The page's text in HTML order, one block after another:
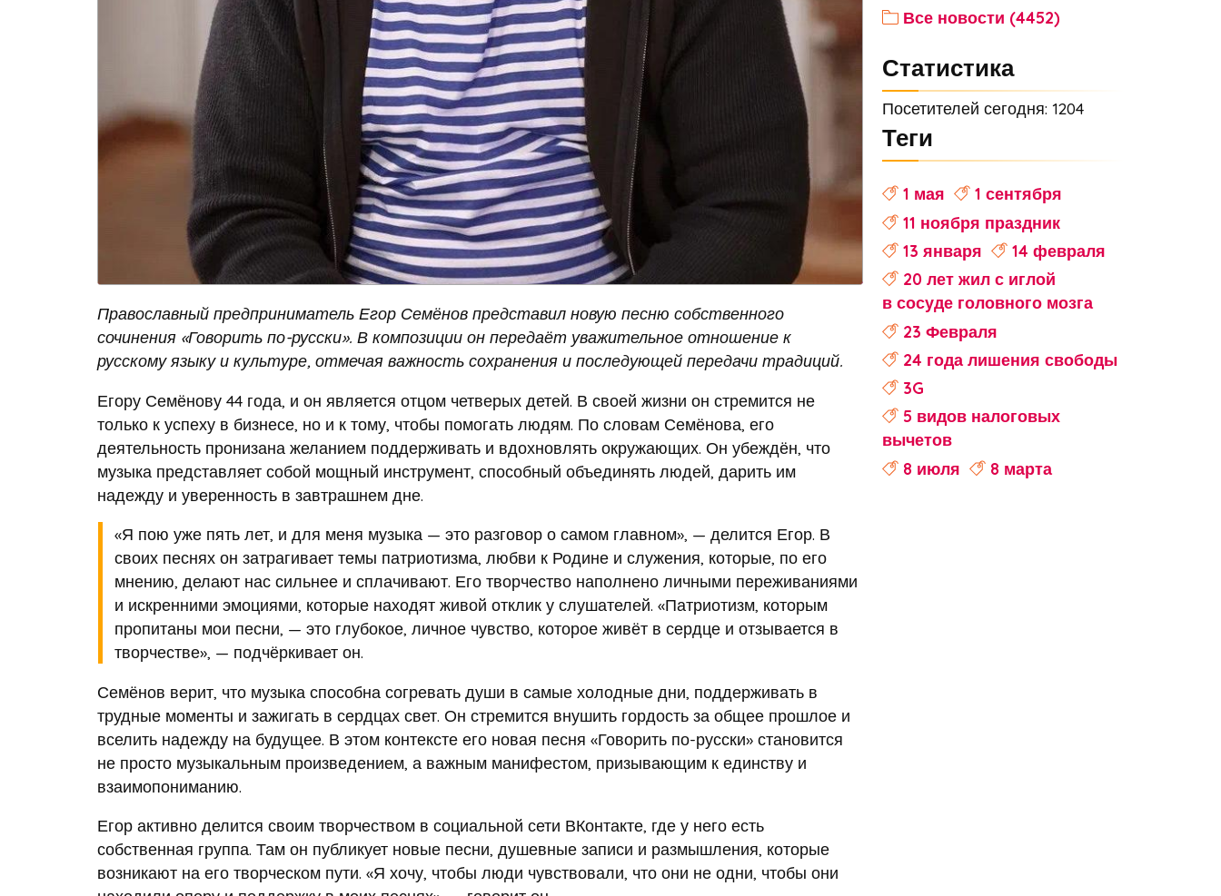
Православный предприниматель Егор Семёнов представил новую песню собственного
сочинения «Говорить по-русски». В композиции он передаёт уважительное отношение к
русскому языку и культуре, отмечая важность сохранения и последующей передачи традиций.
Егору Семёнову 44 года, и он является отцом четверых детей. В своей жизни он стремится не
только к успеху в бизнесе, но и к тому, чтобы помогать людям. По словам Семёнова, его
деятельность пронизана желанием поддерживать и вдохновлять окружающих. Он убеждён, что
музыка представляет собой мощный инструмент, способный объединять людей, дарить им
надежду и уверенность в завтрашнем дне.
«Я пою уже пять лет, и для меня музыка — это разговор о самом главном», — делится Егор. В
своих песнях он затрагивает темы патриотизма, любви к Родине и служения, которые, по его
мнению, делают нас сильнее и сплачивают. Его творчество наполнено личными переживаниями
и искренними эмоциями, которые находят живой отклик у слушателей. «Патриотизм, которым
пропитаны мои песни, — это глубокое, личное чувство, которое живёт в сердце и отзывается в
творчестве», — подчёркивает он.
Семёнов верит, что музыка способна согревать души в самые холодные дни, поддерживать в
трудные моменты и зажигать в сердцах свет. Он стремится внушить гордость за общее прошлое и
вселить надежду на будущее. В этом контексте его новая песня «Говорить по-русски» становится
не просто музыкальным произведением, а важным манифестом, призывающим к единству и
взаимопониманию.
Егор активно делится своим творчеством в социальной сети ВКонтакте, где у него есть
собственная группа. Там он публикует новые песни, душевные записи и размышления, которые
возникают на его творческом пути. «Я хочу, чтобы люди чувствовали, что они не одни, чтобы они
Все новости (4452)
Статистика
Посетителей сегодня: 1204
Теги
1 мая
1 сентября
11 ноября праздник
13 января
14 февраля
20 лет жил с иглой
в сосуде головного мозга
23 Февраля
24 года лишения свободы
3G
5 видов налоговых
вычетов
8 июля
8 марта